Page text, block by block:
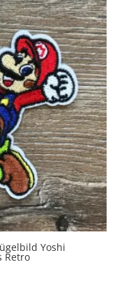
Yoshi
Retro